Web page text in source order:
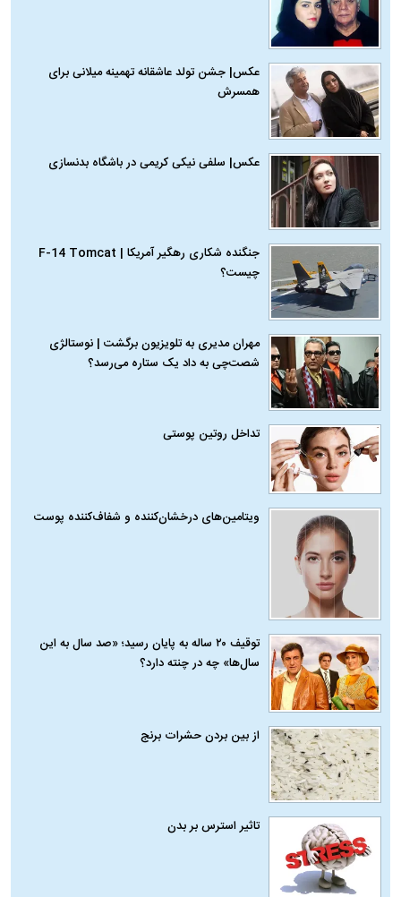
عکس| جشن تولد عاشقانه تهمینه میلانی برای
همسرش
عکس| سلفی نیکی کریمی در باشگاه بدنسازی
جنگنده شکاری رهگیر آمریکا | F-14 Tomcat
چیست؟
مهران مدیری به تلویزیون برگشت | نوستالژی
شصت‌چی به داد یک ستاره می‌رسد؟
تداخل روتین پوستی
ویتامین‌های درخشان‌کننده و شفاف‌کننده پوست
توقیف ۲۰ ساله به پایان رسید؛ «صد سال به این
سال‌ها» چه در چنته دارد؟
از بین بردن حشرات برنج
تاثیر استرس بر بدن